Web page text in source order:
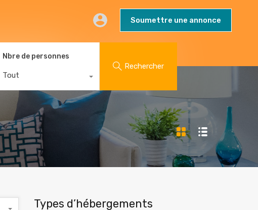
Blog Soumettre une annonce
Soumettre une annonce
Nbre de personnes
Tout
Rechercher
Types d’hébergements